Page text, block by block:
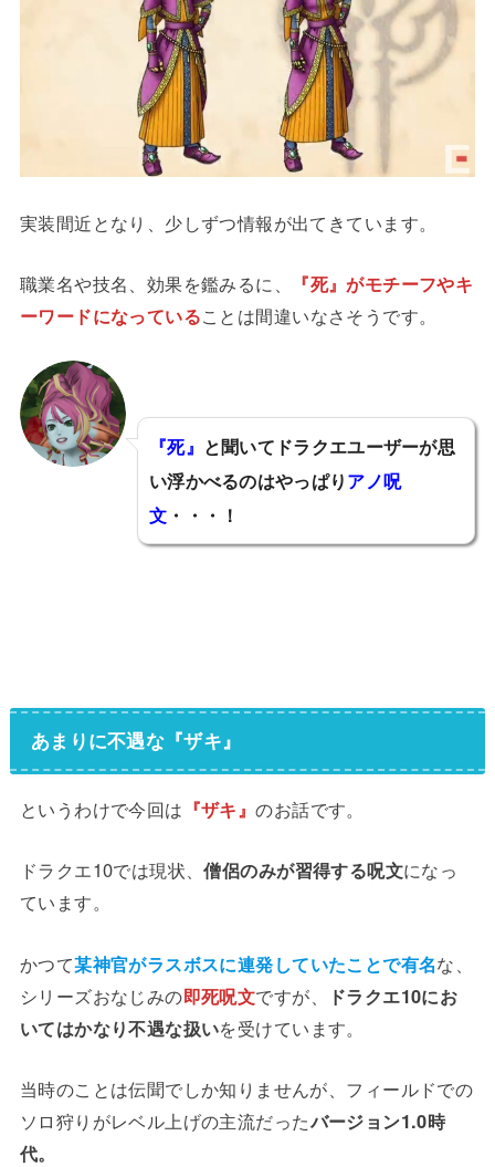
実装間近となり、少しずつ情報が出てきています。
職業名や技名、効果を鑑みるに、
『死』がモチーフやキ
ーワードになっていることは間違いなさそうです。
『死』 と聞いてドラクエユーザーが思
い浮かべるのはやっぱりアノ呪
文 ・・・！
あまりに不遇な『ザキ』
というわけで今回は 『ザキ』のお話です。
ドラクエ10では現状、僧侶のみが習得する呪文になっ
ています。
かつて某神官がラスボスに連発していたことで有名な、
シリーズおなじみの即死呪文ですが、
ドラクエ10にお
いてはかなり不遇な扱いを受けています。
当時のことは伝聞でしか知りませんが、フィールドでの
ソロ狩りがレベル上げの主流だったバージョン1.0時
代。